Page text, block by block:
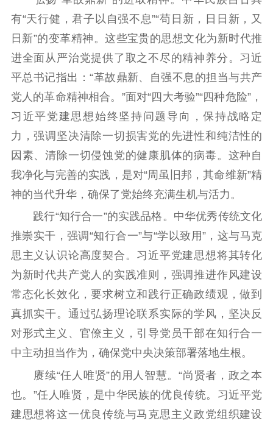
有“天行健，君子以自强不息”“苟日新，日日新，又
日新”的变革精神。这些宝贵的思想文化为新时代推
进全面从严治党提供了取之不尽的精神养分。习近
平总书记指出：“革故鼎新、自强不息的担当与共产
党人的革命精神相合。”面对“四大考验”“四种危险”，
习近平党建思想始终坚持问题导向，保持战略定
力，强调坚决清除一切损害党的先进性和纯洁性的
因素、清除一切侵蚀党的健康肌体的病毒。这种自
我净化与完善的实践，是对“周虽旧邦，其命维新”精
神的当代升华，确保了党始终充满生机与活力。
践行“知行合一”的实践品格。中华优秀传统文化
推崇实干，强调“知行合一”与“学以致用”，这与马克
思主义认识论高度契合。习近平党建思想将其转化
为新时代共产党人的实践准则，强调推进作风建设
常态化长效化，要求树立和践行正确政绩观，做到
真抓实干。通过弘扬理论联系实际的学风，坚决反
对形式主义、官僚主义，引导党员干部在知行合一
中主动担当作为，确保党中央决策部署落地生根。
赓续“任人唯贤”的用人智慧。“尚贤者，政之本
也。”任人唯贤，是中华民族的优良传统。习近平党
建思想将这一优良传统与马克思主义政党组织建设